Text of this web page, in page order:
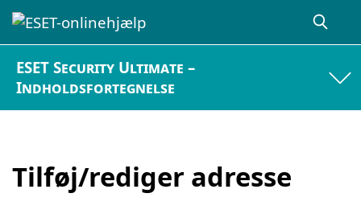
ESET Security Ultimate –
Indholdsfortegnelse
Tilføj/rediger adresse